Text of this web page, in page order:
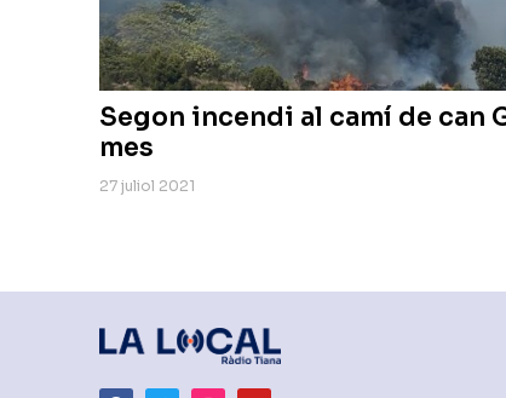
Segon incendi al camí de can
mes
27 juliol 2021